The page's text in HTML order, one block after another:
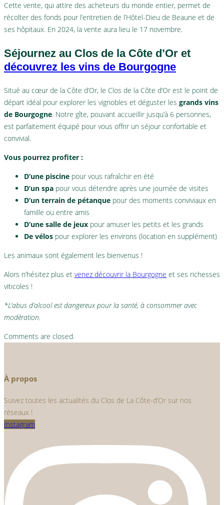
Cette vente, qui attire des acheteurs du monde entier, permet de
récolter des fonds pour l’entretien de l’Hôtel-Dieu de Beaune et de
ses hôpitaux. En 2024, la vente aura lieu le 17 novembre.
Séjournez au Clos de la Côte d’Or et
découvrez les vins de Bourgogne
Situé au cœur de la Côte d’Or, le Clos de la Côte d’Or est le point de
départ idéal pour explorer les vignobles et déguster les grands vins
de Bourgogne. Notre gîte, pouvant accueillir jusqu’à 6 personnes,
est parfaitement équipé pour vous offrir un séjour confortable et
convivial.
Vous pourrez profiter :
D’une piscine pour vous rafraîchir en été
D’un spa pour vous détendre après une journée de visites
D’un terrain de pétanque pour des moments conviviaux en
famille ou entre amis
D’une salle de jeux pour amuser les petits et les grands
De vélos pour explorer les environs (location en supplément)
Les animaux sont également les bienvenus !
Alors n’hésitez plus et venez découvrir la Bourgogne et ses richesses
viticoles !
*L’abus d’alcool est dangereux pour la santé, à consommer avec
modération.
Comments are closed.
À propos
Suivez toutes les actualités du Clos de La Côte-d’Or sur nos
réseaux !
Instagram